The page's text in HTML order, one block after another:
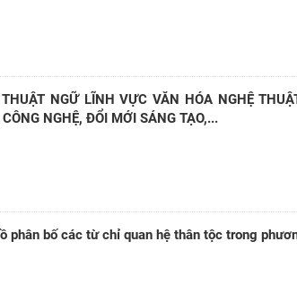
NGỮ LĨNH VỰC VĂN HÓA NGHỆ
NGHỆ, ĐỔI MỚI SÁNG TẠO,...
phân bố các từ chỉ quan hệ thân tộc trong